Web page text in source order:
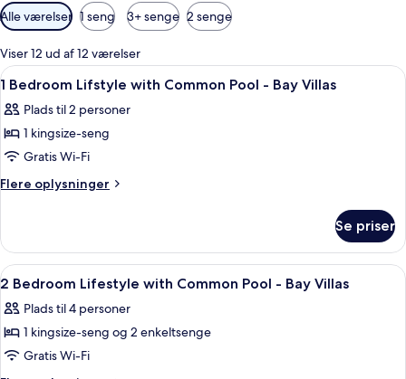
Tilgængelige
filtre
for
værelser
Alle værelser 1 seng 3+ senge 2 senge
Viser 12 ud af 12 værelser
Indlæs
alle
billeder
af
1
Bedroom
Common
Pool
-
Bay
Villas
Et soveværelse med en stor seng,
9
1 Bedroom Lifstyle with Common Pool - Bay Villas
Plads til 2 personer
1 kingsize-seng
Gratis Wi-Fi
Flere oplysninger
Flere
Bedroom
Lifstyle
with
Pool
-
Villas
Se priser
Indlæs
alle
billeder
af
2
Et soveværelse med en stor seng,
14
2 Bedroom Lifestyle with Common Pool - Bay Villas
Plads til 4 personer
1 kingsize-seng og 2 enkeltsenge
Gratis Wi-Fi